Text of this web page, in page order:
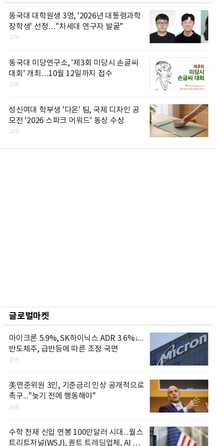
동국대 대학원생 3명, '2026년 대통령과학
장학생' 선정…"차세대 연구자 발굴"
교육
동국대 미당연구소, '제3회 미당시 손글씨
대회' 개최…10월 12일까지 접수
교육
성신여대 학부생 '다온' 팀, 국제 디자인 공
모전 '2026 스파크 어워드' 동상 수상
교육
글로벌마켓
마이크론 5.9%, SK하이닉스 ADR 3.6%↓...
반도체주, 급반등에 따른 조정 국면
증권
美연준위원 3인, 기준금리 인상 공개적으로
촉구..."늦기 전에 행동해야"
금융
수학 천재 신입 연봉 100만달러 시대...월스
트리트저널(WSJ), 퀀트 트레딩업체, AI 기